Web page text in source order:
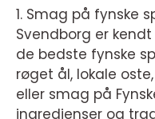
1. Smag på fynske
Svendborg er
de bedste fynske
røget ål, lokale
eller smag på
ingredienser og